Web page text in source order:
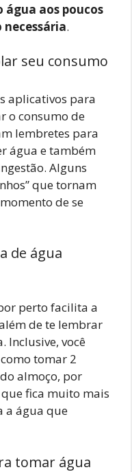
água aos poucos
.
seu consumo
aplicativos para
o consumo de
lembretes para
água e também
Alguns
que tornam
de se
de água
perto facilita a
de te lembrar
Inclusive, você
tomar 2
almoço, por
que fica muito mais
a água que
tomar água